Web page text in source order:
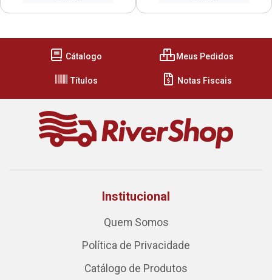
Cátalogo Meus Pedidos
Títulos Notas Fiscais
Institucional
Quem Somos
Política de Privacidade
Catálogo de Produtos